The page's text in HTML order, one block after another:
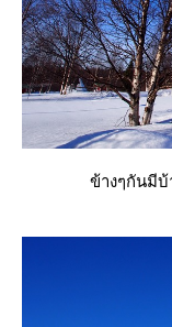
ข้างๆกันมี